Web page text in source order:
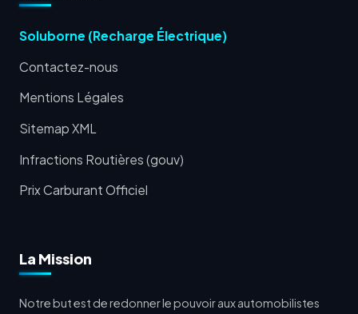
Soluborne (Recharge Électrique)
Contactez-nous
Mentions Légales
Sitemap XML
Infractions Routières (gouv)
Prix Carburant Officiel
La Mission
Notre but est de redonner le pouvoir aux automobilistes